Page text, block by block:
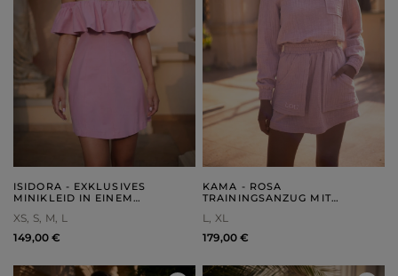
ISIDORA - EXKLUSIVES
MINIKLEID IN EINEM
XS S M L
149,00 €
KAMA - ROSA
TRAININGSANZUG MIT
L
XL
179,00 €